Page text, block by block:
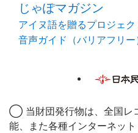
じゃぽマガジン
アイヌ語を贈るプロジェク
音声ガイド（バリアフリー
◯ 当財団発行物は、全国レ
能、また各種インターネッ